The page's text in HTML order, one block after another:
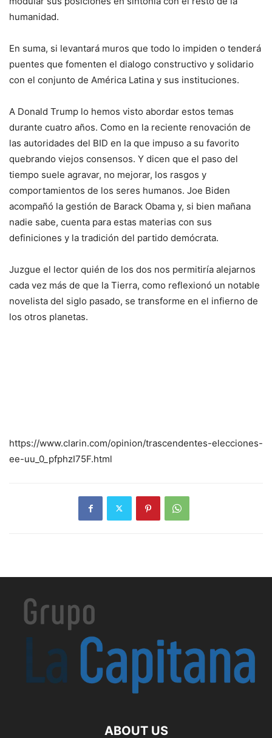
humanidad.
En suma, si levantará muros que todo lo impiden o tenderá
puentes que fomenten el dialogo constructivo y solidario
con el conjunto de América Latina y sus instituciones.
A Donald Trump lo hemos visto abordar estos temas
durante cuatro años. Como en la reciente renovación de
las autoridades del BID en la que impuso a su favorito
quebrando viejos consensos. Y dicen que el paso del
tiempo suele agravar, no mejorar, los rasgos y
comportamientos de los seres humanos. Joe Biden
acompañó la gestión de Barack Obama y, si bien mañana
nadie sabe, cuenta para estas materias con sus
definiciones y la tradición del partido demócrata.
Juzgue el lector quién de los dos nos permitiría alejarnos
cada vez más de que la Tierra, como reflexionó un notable
novelista del siglo pasado, se transforme en el infierno de
los otros planetas.
https://www.clarin.com/opinion/trascendentes-elecciones-
ee-uu_0_pfphzI75F.html
ABOUT US